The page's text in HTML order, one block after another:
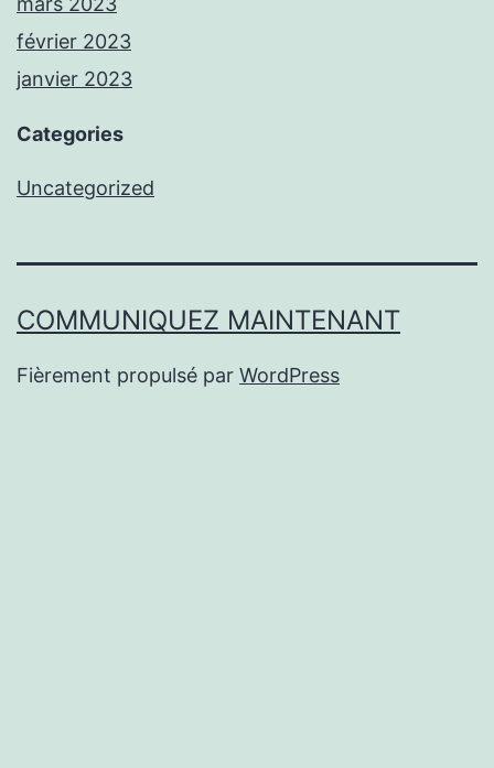
février 2023
janvier 2023
Categories
Uncategorized
COMMUNIQUEZ MAINTENANT
Fièrement propulsé par WordPress